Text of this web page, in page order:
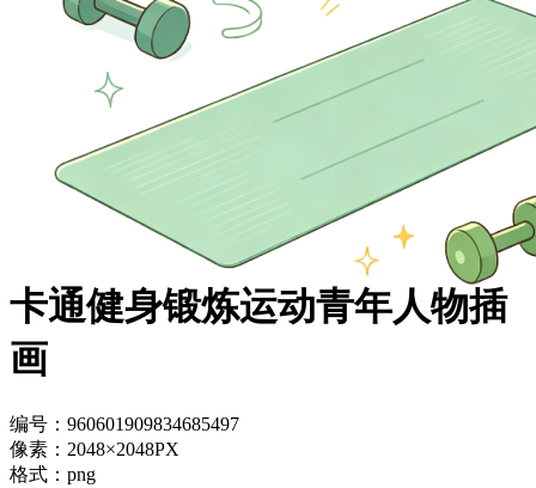
卡通健身锻炼运动青年人物插
画
编号：960601909834685497
像素：2048×2048PX
格式：png